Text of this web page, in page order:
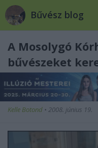
Bűvész blog
A Mosolygó
bűvészeket
Kelle Botond • 2008. június 19.